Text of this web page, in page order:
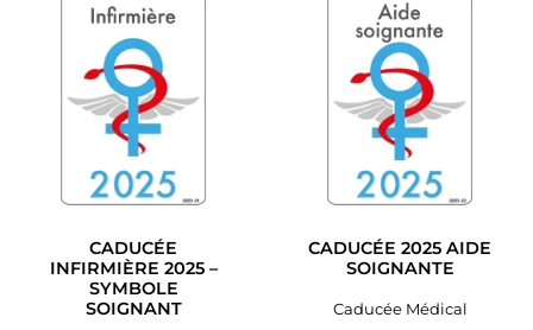
CADUCÉE
INFIRMIÈRE 2025 –
SYMBOLE
SOIGNANT
CADUCÉE 2025 AIDE
SOIGNANTE
Caducée Médical